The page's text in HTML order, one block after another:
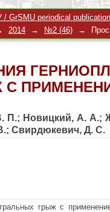
/ GrSMU periodical
2014 → №2 (46) →
П.; Новицкий, А. А.;
; Свирдюкевич, Д. С.
грыж с